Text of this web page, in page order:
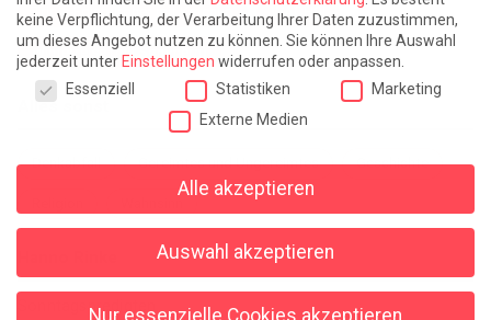
Triple-Edinburgher mit Ketchup WACHS!
Winterreise (mit Sommern)
Alles sonst
Denkabfall Gereimtes und Ungereimtes Geschichte
Sonntagspredigten
keine Verpflichtung, der Verarbeitung Ihrer Daten zuzustimmen,
um dieses Angebot nutzen zu können. Sie können Ihre Auswahl
jederzeit unter Einstellungen widerrufen oder anpassen.
Datenschutzeinstellungen
Essenziell Statistiken
Marketing
Externe Medien
Alle akzeptieren
Auswahl akzeptieren